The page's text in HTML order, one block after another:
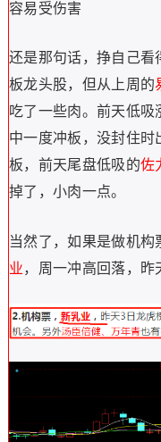
容易受伤害
还是那句话，挣自己看
板龙头股，但 从 上周的
吃了一些肉。前天低吸
中一度冲板，没封住
板，前天尾盘低吸的佐
掉了，小肉一点。
当然了，如果是做机
业，周一冲高回落，昨